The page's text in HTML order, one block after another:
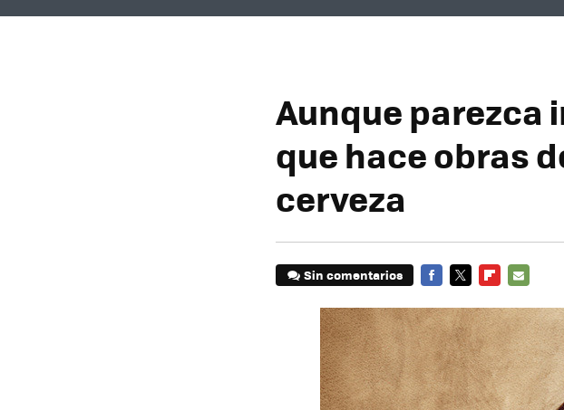
Aunque parezca
que hace obras
cerveza
Sin comentarios
MAIL